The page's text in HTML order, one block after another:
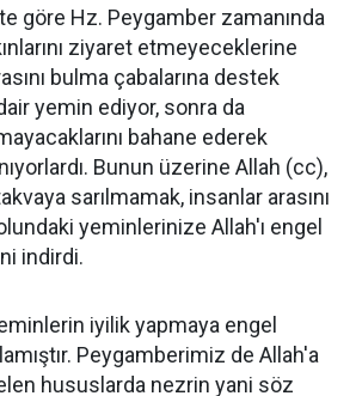
göre Hz. Peygamber zamanında
ziyaret etmeyeceklerine
bulma çabalarına destek
yemin ediyor, sonra da
bahane ederek
Bunun üzerine Allah (cc),
sarılmamak, insanlar arasını
yeminlerinize Allah'ı engel
indirdi.
iyilik yapmaya engel
Peygamberimiz de Allah'a
hususlarda nezrin yani söz